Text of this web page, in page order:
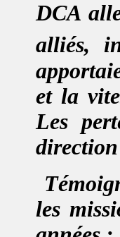
DCA
alliés,
et la
Les
les